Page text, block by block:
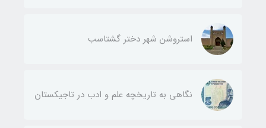
استروشن شهر دختر گشتاسب
نگاهی به تاریخچه علم و ادب در تاجیکستان